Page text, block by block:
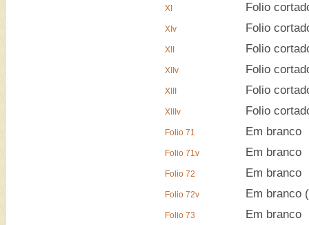
XI Folio
XIv Folio
XII Folio
XIIv Folio
XIII Folio
XIIIv Folio
Folio 71 Em branco
Folio 71v Em branco
Folio 72 Em branco
Folio 72v Em branco
Folio 73 Em branco